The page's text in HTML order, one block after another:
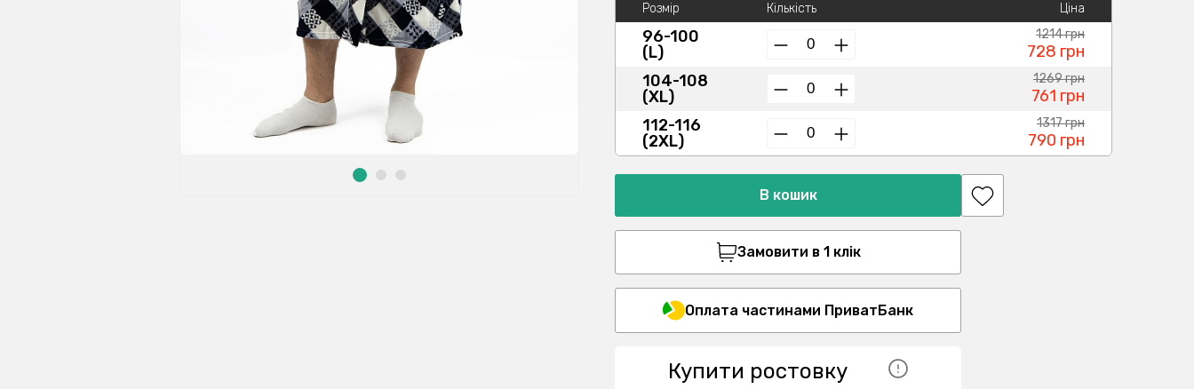
Розмір
96-100
(L)
104-108
(XL)
112-116
(2XL)
Кількість
Ціна
1214 грн
728 грн
1269 грн
761 грн
1317 грн
790 грн
В кошик
Замовити в 1 клік
Оплата частинами ПриватБанк
Купити ростовку